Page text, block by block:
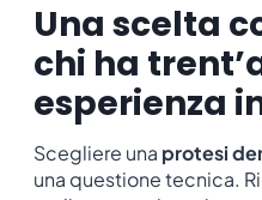
Una scelta
chi ha
esperienza
Scegliere una protesi
una questione tecnica.